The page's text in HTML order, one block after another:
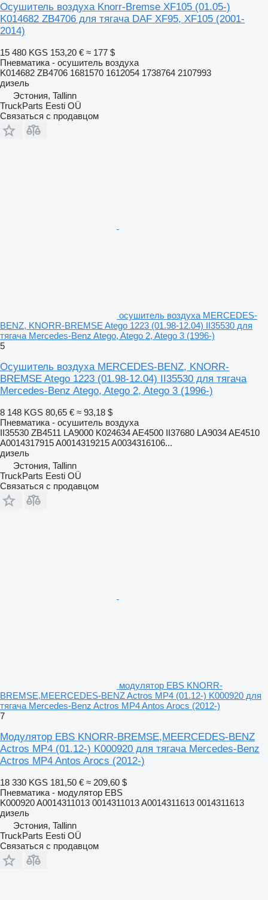
Осушитель воздуха Knorr-Bremse XF105 (01.05-)
K014682 ZB4706 для тягача DAF XF95, XF105 (2001-
2014)
15 480 KGS 153,20 € ≈ 177 $
Пневматика - осушитель воздуха
K014682 ZB4706 1681570 1612054 1738764 2107993
дизель
Эстония, Tallinn
TruckParts Eesti OÜ
Связаться с продавцом
осушитель воздуха MERCEDES-
BENZ, KNORR-BREMSE Atego 1223 (01.98-12.04) II35530 для
тягача Mercedes-Benz Atego, Atego 2, Atego 3 (1996-)
5
Осушитель воздуха MERCEDES-BENZ, KNORR-
BREMSE Atego 1223 (01.98-12.04) II35530 для тягача
Mercedes-Benz Atego, Atego 2, Atego 3 (1996-)
8 148 KGS 80,65 € ≈ 93,18 $
Пневматика - осушитель воздуха
II35530 ZB4511 LA9000 K024634 AE4500 II37680 LA9034 AE4510
A0014317915 A0014319215 A0034316106...
дизель
Эстония, Tallinn
TruckParts Eesti OÜ
Связаться с продавцом
модулятор EBS KNORR-
BREMSE,MEERCEDES-BENZ Actros MP4 (01.12-) K000920 для
тягача Mercedes-Benz Actros MP4 Antos Arocs (2012-)
7
Модулятор EBS KNORR-BREMSE,MEERCEDES-BENZ
Actros MP4 (01.12-) K000920 для тягача Mercedes-Benz
Actros MP4 Antos Arocs (2012-)
18 330 KGS 181,50 € ≈ 209,60 $
Пневматика - модулятор EBS
K000920 A0014311013 0014311013 A0014311613 0014311613
дизель
Эстония, Tallinn
TruckParts Eesti OÜ
Связаться с продавцом